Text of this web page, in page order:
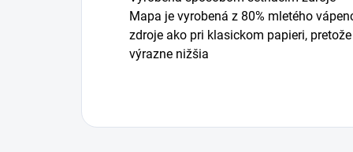
Mapa je vyrobená z 80% mletého
zdroje ako pri klasickom papieri,
výrazne nižšia